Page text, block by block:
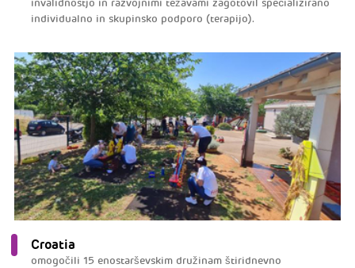
invalidnostjo in razvojnimi težavami zagotovil specializirano
individualno in skupinsko podporo (terapijo).
Croatia
omogočili 15 enostarševskim družinam štiridnevno